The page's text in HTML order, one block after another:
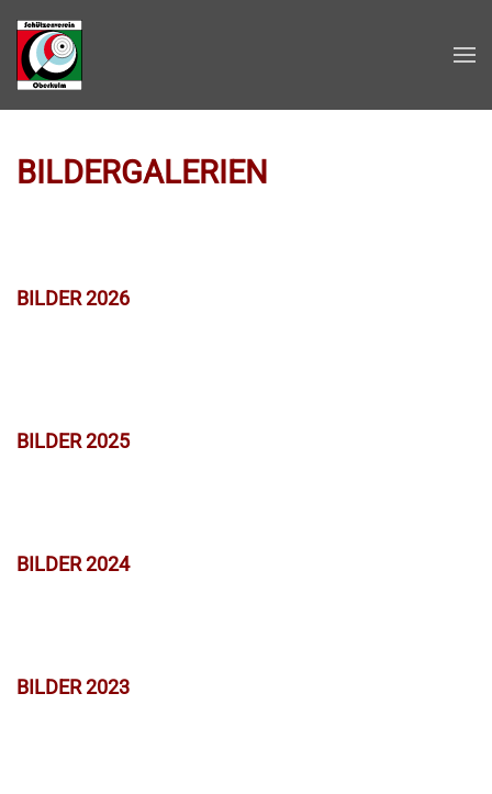
Zum Hauptinhalt springen
BILDERGALERIEN
BILDER 2026
BILDER 2025
BILDER 2024
BILDER 2023